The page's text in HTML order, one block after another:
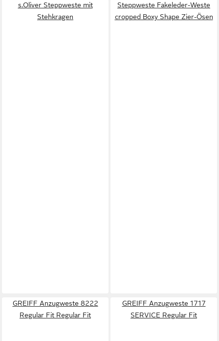
s.Oliver Steppweste mit
Stehkragen
Steppweste Fakeleder-Weste
cropped Boxy Shape Zier-Ösen
GREIFF Anzugweste 8222
Regular Fit Regular Fit
GREIFF Anzugweste 1717
SERVICE Regular Fit